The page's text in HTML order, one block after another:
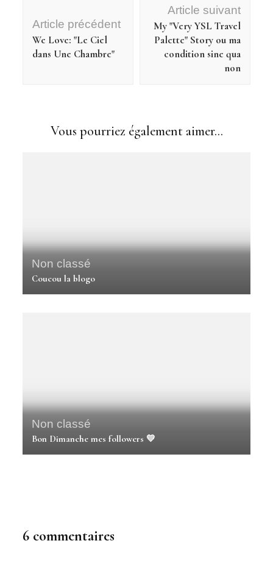
d'article
Article précédent
We Love: "Le Ciel
dans Une Chambre"
Article suivant
My "Very YSL Travel
Palette" Story ou ma
condition sine qua
non
Vous pourriez également aimer...
Non classé
Coucou la blogo
Non classé
Bon Dimanche mes followers 💛
Non classé
Boulevard Chanel: Spring/summer 2015
6 commentaires